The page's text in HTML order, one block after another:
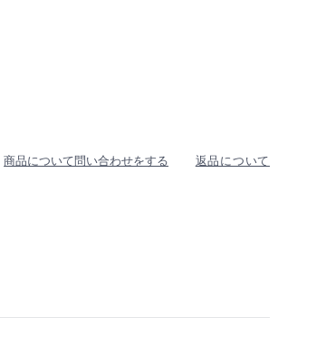
商品について問い合わせをする 返品について